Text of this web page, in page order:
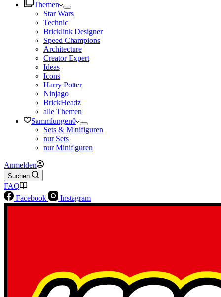
Themen
Star Wars
Technic
Bricklink Designer
Speed Champions
Architecture
Creator Expert
Ideas
Icons
Harry Potter
Ninjago
BrickHeadz
alle Themen
Sammlungen0
Sets & Minifiguren
nur Sets
nur Minifiguren
Anmelden
Suchen
FAQ
Facebook
Instagram